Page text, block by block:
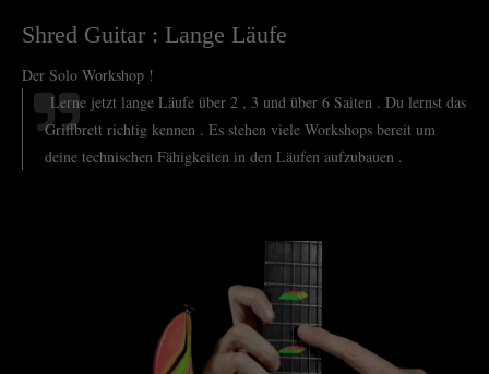
Shred Guitar : Lange Läufe
Der Solo Workshop !
Lerne jetzt lange Läufe über 2 , 3 und über 6 Saiten . Du lernst das
Griffbrett richtig kennen . Es stehen viele Workshops bereit um
deine technischen Fähigkeiten in den Läufen aufzubauen .